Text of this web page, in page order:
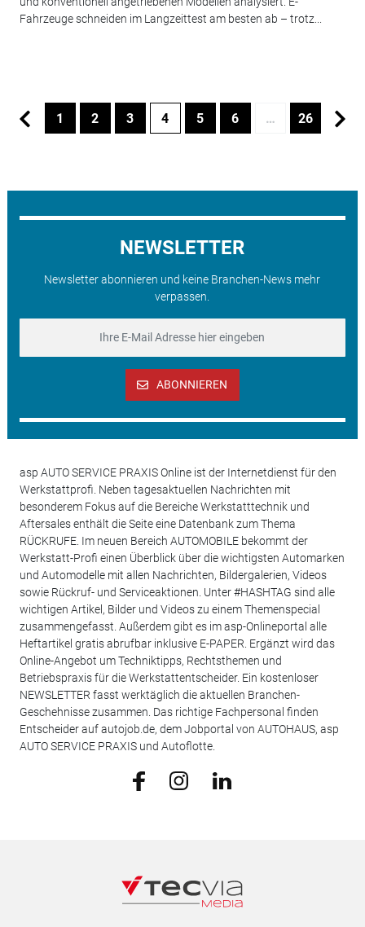
Fahrzeuge schneiden im Langzeittest am besten ab – trotz...
1 2 3 4 5 6 … 26
NEWSLETTER
Newsletter abonnieren und keine Branchen-News mehr
verpassen.
ABONNIEREN
asp AUTO SERVICE PRAXIS Online ist der Internetdienst für den
Werkstattprofi. Neben tagesaktuellen Nachrichten mit
besonderem Fokus auf die Bereiche Werkstatttechnik und
Aftersales enthält die Seite eine Datenbank zum Thema
RÜCKRUFE. Im neuen Bereich AUTOMOBILE bekommt der
Werkstatt-Profi einen Überblick über die wichtigsten Automarken
und Automodelle mit allen Nachrichten, Bildergalerien, Videos
sowie Rückruf- und Serviceaktionen. Unter #HASHTAG sind alle
wichtigen Artikel, Bilder und Videos zu einem Themenspecial
zusammengefasst. Außerdem gibt es im asp-Onlineportal alle
Heftartikel gratis abrufbar inklusive E-PAPER. Ergänzt wird das
Online-Angebot um Techniktipps, Rechtsthemen und
Betriebspraxis für die Werkstattentscheider. Ein kostenloser
NEWSLETTER fasst werktäglich die aktuellen Branchen-
Geschehnisse zusammen. Das richtige Fachpersonal finden
Entscheider auf autojob.de, dem Jobportal von AUTOHAUS, asp
AUTO SERVICE PRAXIS und Autoflotte.